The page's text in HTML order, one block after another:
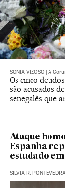
SONIA VIZOSO A
Os cinco
são acusados
senegalês que
Ataque
Espanha
estudado
SILVIA R. PONTEVEDRA